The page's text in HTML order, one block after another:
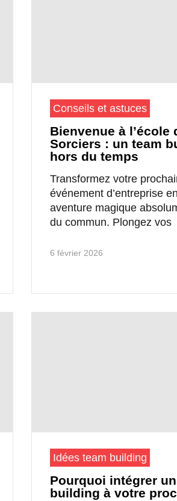
Conseils et astuces
Bienvenue à l’école
Sorciers : un team
hors du temps
Transformez votre
événement d’entreprise
aventure magique
du commun. Plongez vos
6 février 2026
Idées team building
Pourquoi intégrer
building à votre